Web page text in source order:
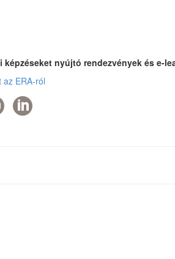
képzéseket nyújtó rendezvények és
az ERA-ról